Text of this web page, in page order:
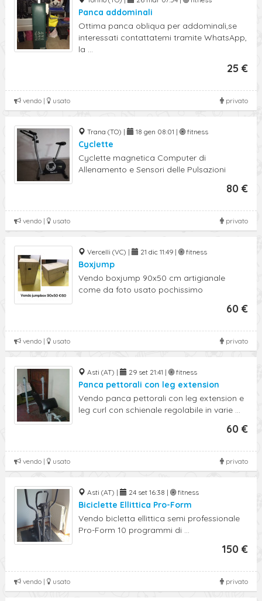
Panca addominali
Ottima panca obliqua per addominali,se
interessati contattatemi tramite WhatsApp,
la ...
25 €
privato
vendo | usato
Trana (TO) | 18 gen 08:01 | fitness
Cyclette
Cyclette magnetica Computer di
Allenamento e Sensori delle Pulsazioni
80 €
privato
vendo | usato
Vercelli (VC) | 21 dic 11:49 | fitness
Boxjump
Vendo boxjump 90x50 cm artigianale
come da foto usato pochissimo
60 €
privato
vendo | usato
Asti (AT) | 29 set 21:41 | fitness
Panca pettorali con leg extension
Vendo panca pettorali con leg extension e
leg curl con schienale regolabile in varie ...
60 €
privato
vendo | usato
Asti (AT) | 24 set 16:38 | fitness
Biciclette Ellittica Pro-Form
Vendo bicletta ellittica semi professionale
Pro-Form 10 programmi di ...
150 €
privato
vendo | usato